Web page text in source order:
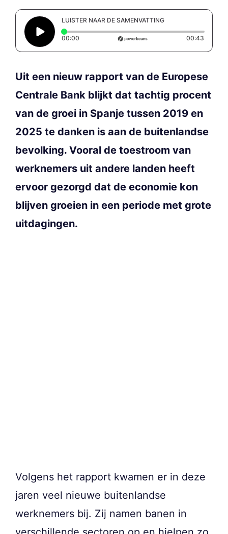
LUISTER NAAR DE SAMENVATTING
00:00 Elapsed time: 0 seconds 00:43
Uit een nieuw rapport van de Europese
Centrale Bank blijkt dat tachtig procent
van de groei in Spanje tussen 2019 en
2025 te danken is aan de buitenlandse
bevolking. Vooral de toestroom van
werknemers uit andere landen heeft
ervoor gezorgd dat de economie kon
blijven groeien in een periode met grote
uitdagingen.
Volgens het rapport kwamen er in deze
jaren veel nieuwe buitenlandse
werknemers bij. Zij namen banen in